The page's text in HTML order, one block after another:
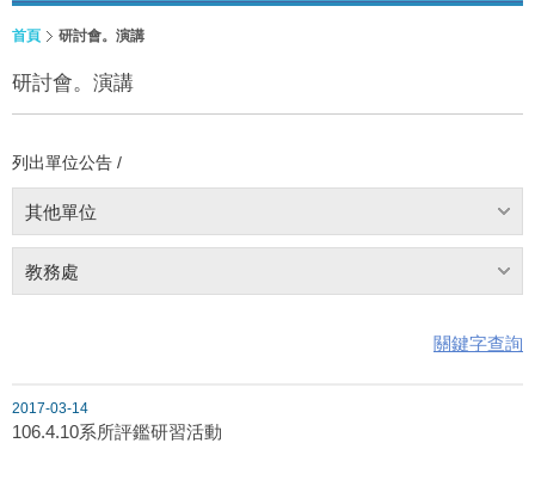
首頁 研討會。演講
研討會。演講
列出單位公告 /
其他單位
教務處
關鍵字查詢
2017-03-14
106.4.10系所評鑑研習活動